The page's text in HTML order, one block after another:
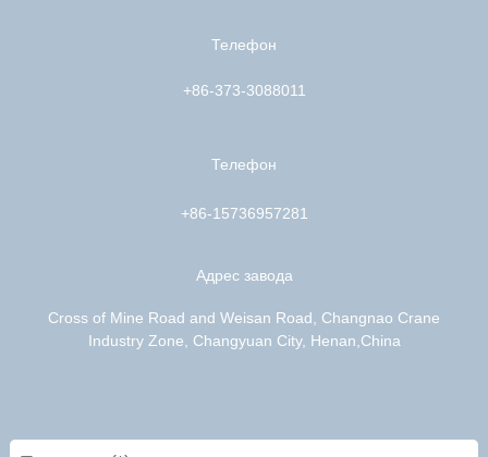
Телефон
+86-373-3088011
Телефон
+86-15736957281
Адрес завода
Cross of Mine Road and Weisan Road, Changnao Crane
Industry Zone, Changyuan City, Henan,China